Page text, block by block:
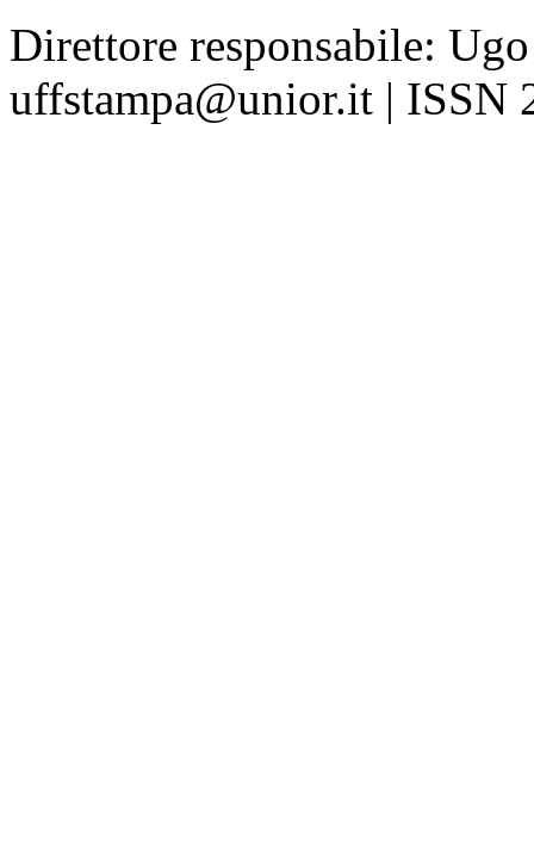
Direttore responsabile:
uffstampa@unior.it | ISSN